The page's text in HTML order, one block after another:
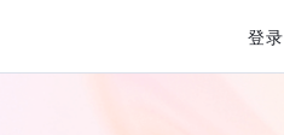
登录